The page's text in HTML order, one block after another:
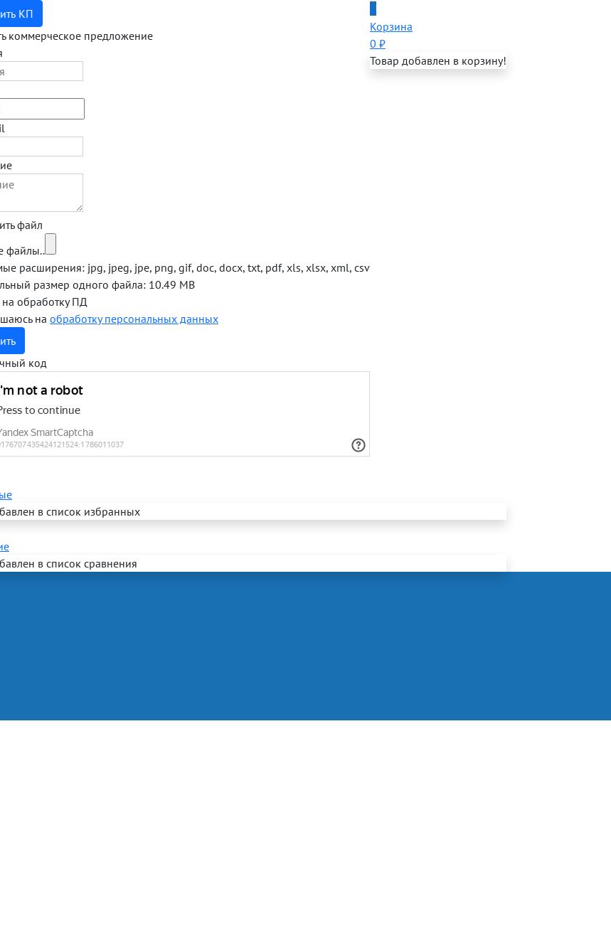
КП
коммерческое предложение
файл
файлы..
расширения: jpg, jpeg, jpe, png, gif, doc, docx, txt, pdf, xls, xlsx, xml, csv
размер одного файла: 10.49 MB
на обработку ПД
на обработку персональных данных
код
0
Корзина
0 ₽
Товар добавлен в корзину!
в список избранных
в список сравнения